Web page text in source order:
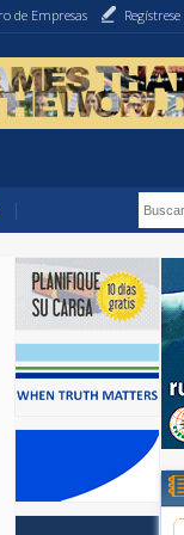
de Empresas Regístrese